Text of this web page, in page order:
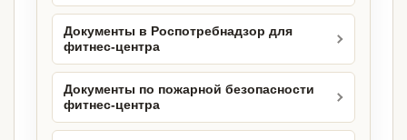
Документы в Роспотребнадзор для
фитнес-центра
Документы по пожарной безопасности
фитнес-центра